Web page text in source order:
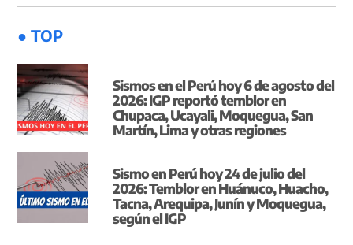
● TOP
Sismos en el Perú hoy 6 de agosto del
2026: IGP reportó temblor en
Chupaca, Ucayali, Moquegua, San
Martín, Lima y otras regiones
Sismo en Perú hoy 24 de julio del
2026: Temblor en Huánuco, Huacho,
Tacna, Arequipa, Junín y Moquegua,
según el IGP